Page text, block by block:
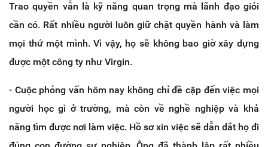
Trao quyền vẫn là kỹ năng quan trọng mà lãnh đạo giỏi
cần có. Rất nhiều người luôn giữ chặt quyền hành và làm
mọi thứ một mình. Vì vậy, họ sẽ không bao giờ xây dựng
được một công ty như Virgin.
- Cuộc phỏng vấn hôm nay không chỉ đề cập đến việc mọi
người học gì ở trường, mà còn về nghề nghiệp và khả
năng tìm được nơi làm việc. Hồ sơ xin việc sẽ dẫn dắt họ đi